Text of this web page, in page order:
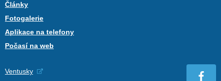
Články
Fotogalerie
Aplikace na telefony
Počasí na web
Ventusky